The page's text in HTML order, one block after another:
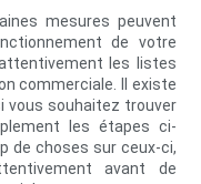
mesures peuvent
de votre
les listes
commerciale. Il existe
vous souhaitez trouver
les étapes ci-
de choses sur ceux-ci,
avant de